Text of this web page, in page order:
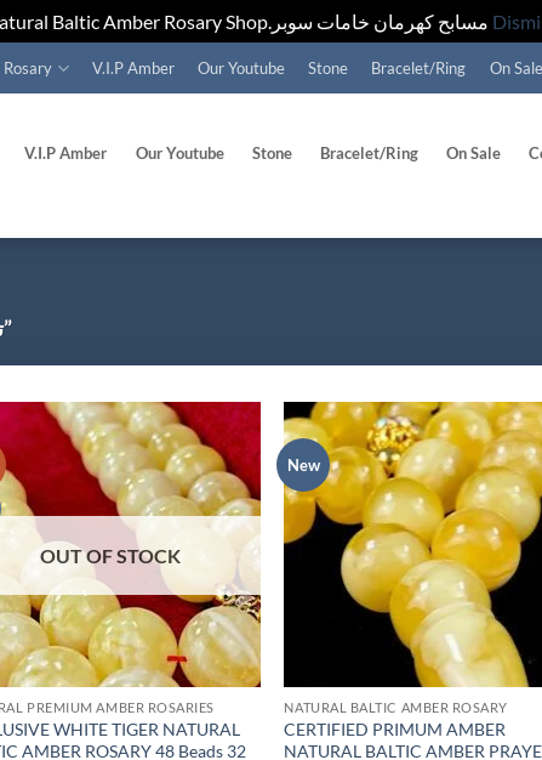
Rosary V.I.P Amber Our Youtube Stone Bracelet/Ring On Sale
V.I.P Amber Our Youtube Stone Bracelet/Ring On Sale
PRODUCTS TAGGED “تفاحي”
Add to
wishlist
OUT OF STOCK
PREMIUM AMBER ROSARIES
WHITE TIGER NATURAL
AMBER ROSARY 48 Beads 32
New
NATURAL BALTIC AMBER ROSARY
CERTIFIED PRIMUM AMBER
NATURAL BALTIC AMBER